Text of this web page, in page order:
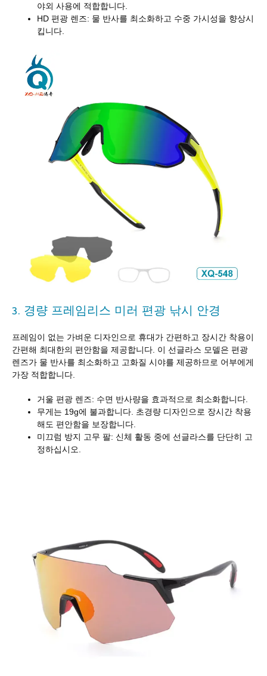
야외 사용에 적합합니다.
HD 편광 렌즈: 물 반사를 최소화하고 수중 가시성을 향상시
킵니다.
3. 경량 프레임리스 미러 편광 낚시 안경
프레임이 없는 가벼운 디자인으로 휴대가 간편하고 장시간 착용이
간편해 최대한의 편안함을 제공합니다. 이 선글라스 모델은 편광
렌즈가 물 반사를 최소화하고 고화질 시야를 제공하므로 어부에게
가장 적합합니다.
거울 편광 렌즈: 수면 반사량을 효과적으로 최소화합니다.
무게는 19g에 불과합니다. 초경량 디자인으로 장시간 착용
해도 편안함을 보장합니다.
미끄럼 방지 고무 팔: 신체 활동 중에 선글라스를 단단히 고
정하십시오.